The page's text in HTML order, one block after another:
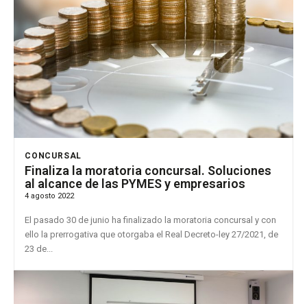
CONCURSAL
Finaliza la moratoria concursal. Soluciones
al alcance de las PYMES y empresarios
4 agosto 2022
El pasado 30 de junio ha finalizado la moratoria concursal y con
ello la prerrogativa que otorgaba el Real Decreto-ley 27/2021, de
23 de...